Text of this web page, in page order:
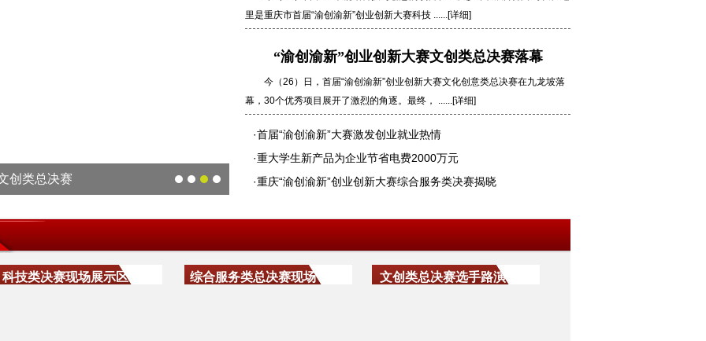
创类总决赛
里是重庆市首届“渝创渝新”创业创新大赛科技 ......[详细]
“渝创渝新”创业创新大赛文创类总决赛落幕
今（26）日，首届“渝创渝新”创业创新大赛文化创意类总决赛在九龙坡落
幕，30个优秀项目展开了激烈的角逐。最终， ......[详细]
·首届“渝创渝新”大赛激发创业就业热情
·重大学生新产品为企业节省电费2000万元
·重庆“渝创渝新”创业创新大赛综合服务类决赛揭晓
科技类决赛现场展示区 综合服务类总决赛现场 文创类总决赛选手路演